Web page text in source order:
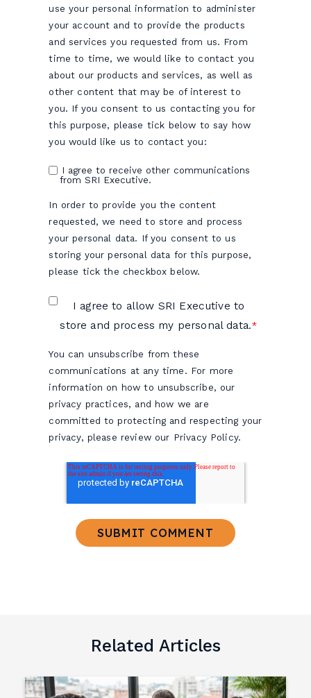
use your personal information to administer
your account and to provide the products
and services you requested from us. From
time to time, we would like to contact you
about our products and services, as well as
other content that may be of interest to
you. If you consent to us contacting you for
this purpose, please tick below to say how
you would like us to contact you:
I agree to receive other communications
from SRI Executive.
In order to provide you the content
requested, we need to store and process
your personal data. If you consent to us
storing your personal data for this purpose,
please tick the checkbox below.
I agree to allow SRI Executive to
store and process my personal data.*
You can unsubscribe from these
communications at any time. For more
information on how to unsubscribe, our
privacy practices, and how we are
committed to protecting and respecting your
privacy, please review our Privacy Policy.
Related Articles